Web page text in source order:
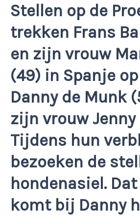
Stellen op de
trekken Frans
en zijn vrouw
(49) in Spanje
Danny de Munk
zijn vrouw Jenny
Tijdens hun
bezoeken de
hondenasiel.
komt bij Danny